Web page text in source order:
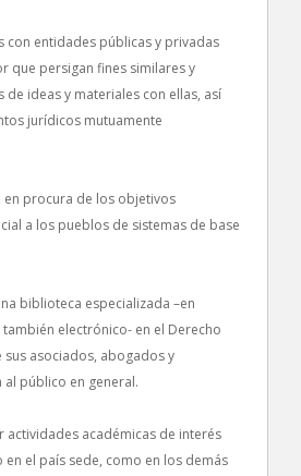
con entidades públicas y privadas
que persigan fines similares y
ideas y materiales con ellas, así
jurídicos mutuamente
en procura de los objetivos
a los pueblos de sistemas de base
biblioteca especializada –en
electrónico- en el Derecho
sus asociados, abogados y
público en general.
actividades académicas de interés
el país sede, como en los demás